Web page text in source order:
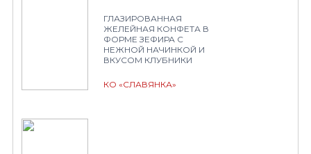
ГЛАЗИРОВАННАЯ
ЖЕЛЕЙНАЯ КОНФЕТА В
ФОРМЕ ЗЕФИРА С
НЕЖНОЙ НАЧИНКОЙ И
ВКУСОМ КЛУБНИКИ
КО «СЛАВЯНКА»